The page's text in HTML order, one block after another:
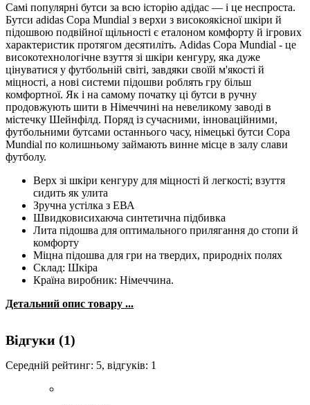
Самі популярні бутси за всю історію адідас — і це неспроста.
Бутси adidas Copa Mundial з верхи з високоякісної шкіри й
підошвою подвійної щільності є еталоном комфорту й ігрових
характеристик протягом десятиліть. Adidas Copa Mundial - це
високотехнологічне взуття зі шкіри кенгуру, яка дуже
цінуватися у футбольній світі, завдяки своїй м'якості й
міцності, а нові системи підошви роблять гру більш
комфортної. Як і на самому початку ці бутси в ручну
продовжують шити в Німеччині на невеликому заводі в
містечку Шейнфілд. Поряд із сучасними, інноваційними,
футбольними бутсами останнього часу, німецькі бутси Copa
Mundial по колишньому займають винне місце в залу слави
футболу.
Верх зі шкіри кенгуру для міцності й легкості; взуття
сидить як улита
Зручна устілка з ЕВА
Швидковисихаюча синтетична підбивка
Лита підошва для оптимального прилягання до стопи й
комфорту
Міцна підошва для гри на твердих, природніх полях
Склад: Шкіра
Країна виробник: Німеччина.
Детальний опис товару ...
Відгуки (1)
Середній рейтинг: 5, відгуків: 1